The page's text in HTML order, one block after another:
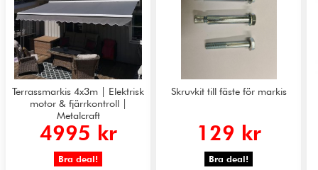
Terrassmarkis 4x3m | Elektrisk
motor & fjärrkontroll |
Metalcraft
4995 kr
Bra deal!
Skruvkit till fäste för markis
129 kr
Bra deal!